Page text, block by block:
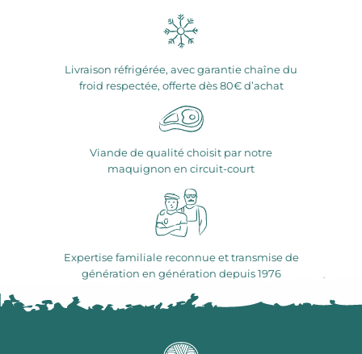
Livraison réfrigérée, avec garantie chaîne du
froid respectée, offerte dès 80€ d’achat
Viande de qualité choisit par notre
maquignon en circuit-court
Expertise familiale reconnue et transmise de
génération en génération depuis 1976